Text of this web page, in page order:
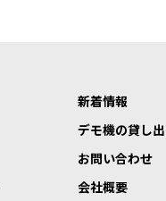
新着情報
デモ機の貸し
お問い合わせ
会社概要